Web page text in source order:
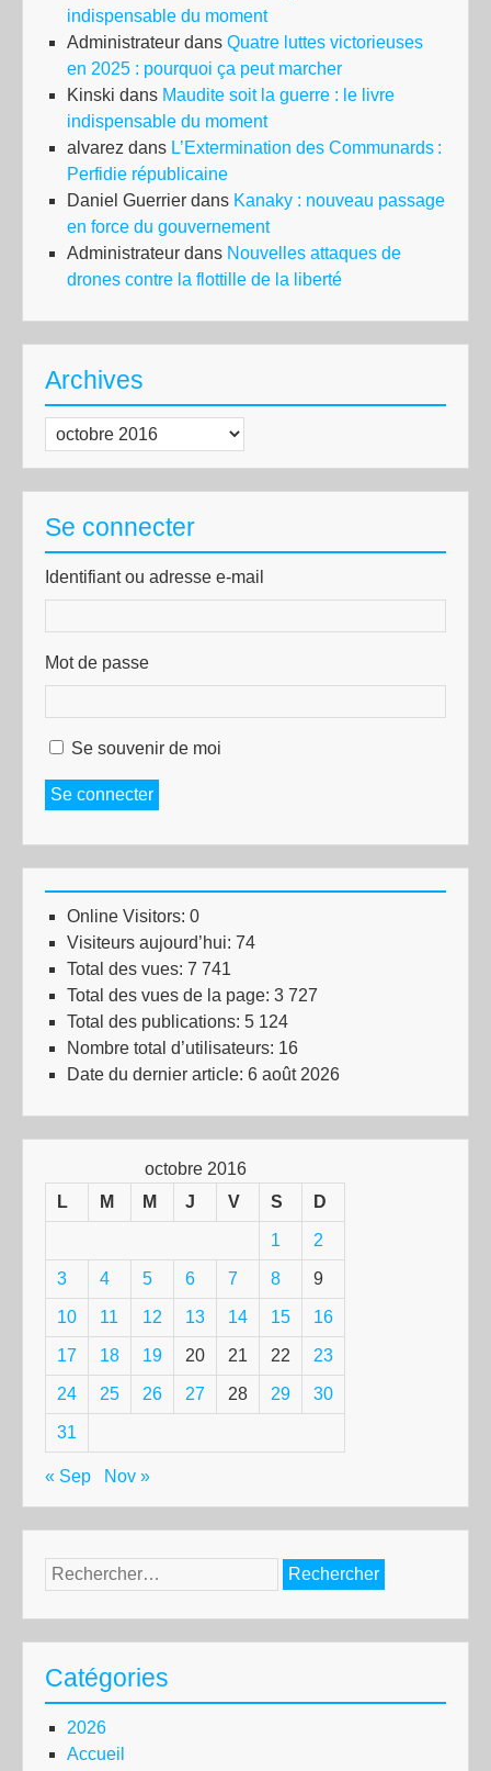
indispensable du moment
Administrateur dans Quatre luttes victorieuses
en 2025 : pourquoi ça peut marcher
Kinski dans Maudite soit la guerre : le livre
indispensable du moment
alvarez dans L’Extermination des Communards :
Perfidie républicaine
Daniel Guerrier dans Kanaky : nouveau passage
en force du gouvernement
Administrateur dans Nouvelles attaques de
drones contre la flottille de la liberté
Archives
Archives
Se connecter
Identifiant ou adresse e-mail
Mot de passe
Se souvenir de moi
Se connecter
Online Visitors: 0
Visiteurs aujourd’hui: 74
Total des vues: 7 741
Total des vues de la page: 3 727
Total des publications: 5 124
Nombre total d’utilisateurs: 16
Date du dernier article: 6 août 2026
octobre 2016
L
M M J V S D
1 2
3 4 5 6 7 8 9
10 11 12 13 14 15 16
17 18 19 20 21 22 23
24 25 26 27 28 29 30
31
« Sep Nov »
Rechercher :
Catégories
2026
Accueil